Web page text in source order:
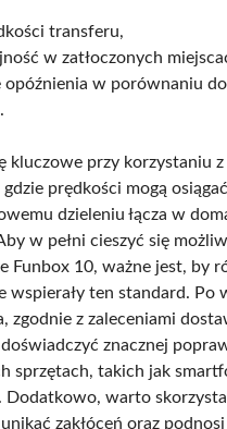
transferu,
w zatłoczonych
opóźnienia w porównaniu
kluczowe przy korzystaniu
prędkości mogą
dzieleniu łącza w
w pełni cieszyć się
Funbox 10, ważne jest, by
wspierały ten standard. Po
zgodnie z zaleceniami
znacznej
sprzętach, takich jak
warto
zakłóceń oraz